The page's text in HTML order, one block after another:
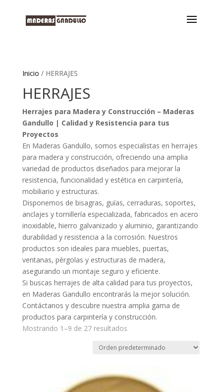
Inicio / HERRAJES
HERRAJES
Herrajes para Madera y Construcción – Maderas
Gandullo | Calidad y Resistencia para tus
Proyectos
En Maderas Gandullo, somos especialistas en herrajes
para madera y construcción, ofreciendo una amplia
variedad de productos diseñados para mejorar la
resistencia, funcionalidad y estética en carpintería,
mobiliario y estructuras.
Disponemos de bisagras, guías, cerraduras, soportes,
anclajes y tornillería especializada, fabricados en acero
inoxidable, hierro galvanizado y aluminio, garantizando
durabilidad y resistencia a la corrosión. Nuestros
productos son ideales para muebles, puertas,
ventanas, pérgolas y estructuras de madera,
asegurando un montaje seguro y eficiente.
Si buscas herrajes de alta calidad para tus proyectos,
en Maderas Gandullo encontrarás la mejor solución.
Contáctanos y descubre nuestra amplia gama de
productos para carpintería y construcción.
Mostrando 1–9 de 27 resultados